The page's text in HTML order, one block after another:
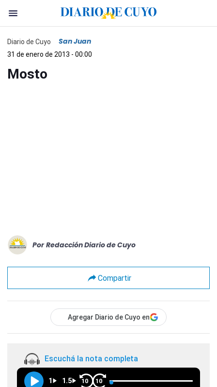
Diario de Cuyo San Juan
31 de enero de 2013 - 00:00
Mosto
Por Redacción Diario de Cuyo
Compartir
Agregar Diario de Cuyo en
Escuchá la nota completa
1 1.5 10 10